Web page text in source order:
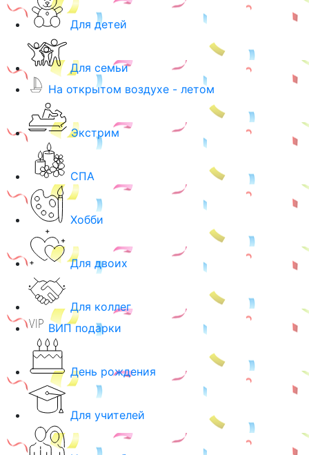
Для детей
Для семьи
На открытом воздухе - летом
Экстрим
СПА
Хобби
Для двоих
Для коллег
ВИП подарки
День рождения
Для учителей